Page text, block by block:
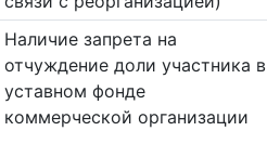
Наличие запрета на
отчуждение доли участника в
уставном фонде
коммерческой организации